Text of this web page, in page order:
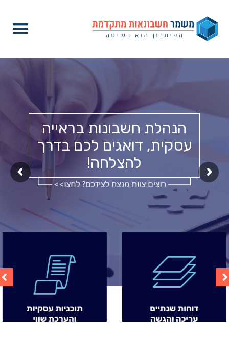
הנהלת חשבונות בראייה
עסקית, דואגים לכם בדרך
להצלחה!